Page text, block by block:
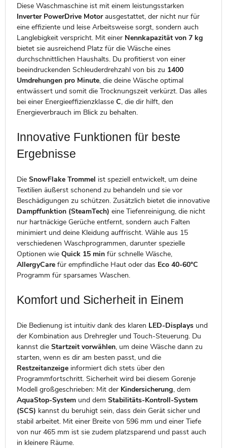
Diese Waschmaschine ist mit einem leistungsstarken
Inverter PowerDrive Motorausgestattet, der nicht nur für
eine effiziente und leise Arbeitsweise sorgt, sondern auch
Langlebigkeit verspricht. Mit einer Nennkapazität von 7 kg
bietet sie ausreichend Platz für die Wäsche eines
durchschnittlichen Haushalts. Du profitierst von einer
beeindruckenden Schleuderdrehzahl von bis zu 1400
Umdrehungen pro Minute, die deine Wäsche optimal
entwässert und somit die Trocknungszeit verkürzt. Das alles
bei einer Energieeffizienzklasse C, die dir hilft, den
Energieverbrauch im Blick zu behalten.
Innovative Funktionen für beste
Ergebnisse
Die SnowFlake Trommel ist speziell entwickelt, um deine
Textilien äußerst schonend zu behandeln und sie vor
Beschädigungen zu schützen. Zusätzlich bietet die innovative
Dampffunktion (SteamTech) eine Tiefenreinigung, die nicht
nur hartnäckige Gerüche entfernt, sondern auch Falten
minimiert und deine Kleidung auffrischt. Wähle aus 15
verschiedenen Waschprogrammen, darunter spezielle
Optionen wie Quick 15 minfür schnelle Wäsche,
AllergyCarefür empfindliche Haut oder das Eco 40-60°C
Programm für sparsames Waschen.
Komfort und Sicherheit in Einem
Die Bedienung ist intuitiv dank des klaren LED-Displaysund
der Kombination aus Drehregler und Touch-Steuerung. Du
kannst die Startzeit vorwählen, um deine Wäsche dann zu
starten, wenn es dir am besten passt, und die
Restzeitanzeigeinformiert dich stets über den
Programmfortschritt. Sicherheit wird bei diesem Gorenje
Modell großgeschrieben: Mit der Kindersicherung, dem
AquaStop-Systemund dem Stabilitäts-Kontroll-System
(SCS) kannst du beruhigt sein, dass dein Gerät sicher und
stabil arbeitet. Mit einer Breite von 596 mm und einer Tiefe
von nur 465 mm ist sie zudem platzsparend und passt auch
in kleinere Räume.